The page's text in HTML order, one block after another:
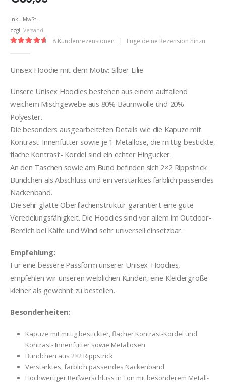
Inkl. MwSt.
zzgl. Versand
8 Kundenrezensionen | Füge deine Rezension hinzu
Unisex Hoodie mit dem Motiv: Silber Lilie
Unsere Unisex Hoodies bestehen aus einem auffallend
weichem Mischgewebe aus 80% Baumwolle und 20%
Polyester.
Die besonders ausgearbeiteten Details wie die Kapuze mit
Kontrast-Innenfutter sowie je 1 Metallöse, die mittig bestickte,
flache Kontrast- Kordel sind ein echter Hingucker.
An den Taschen sowie am Bund befinden sich 2×2 Rippstrick
Bündchen als Abschluss und ein verstärktes farblich passendes
Nackenband.
Die sehr glatte Oberflächenstruktur garantiert eine gute
Veredelungsfähigkeit. Die Hoodies sind vor allem im Outdoor-
Bereich bei Kälte und Wind sehr universell einsetzbar.
Empfehlung:
Für eine bessere Passform unserer Unisex-Hoodies,
empfehlen wir unseren weiblichen Kunden, eine Kleidergröße
kleiner als gewohnt zu bestellen.
Besonderheiten:
Kapuze mit mittig bestickter, flacher Kontrast-Kordel und
Kontrast- Innenfutter sowie Metallösen
Bündchen aus 2×2 Rippstrick
Verstärktes, farblich passendes Nackenband
Hochwertiger Reißverschluss in Ton mit besonderem Metall-